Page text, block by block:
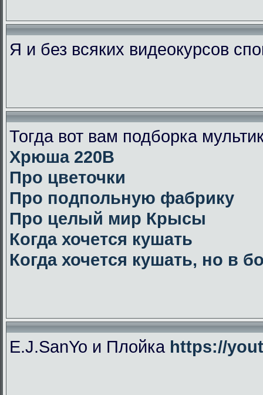
Я и без всяких видеокурсов
Тогда вот вам подборка
Хрюша 220В
Про цветочки
Про подпольную фабрику
Про целый мир Крысы
Когда хочется кушать
Когда хочется кушать, но в
E.J.SanYo и Плойка https://